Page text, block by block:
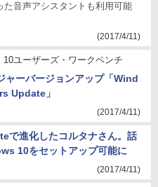
た音声アシスタントも利用可能
(2017/4/11)
10ユーザーズ・ワークベンチ
ャーバージョンアップ「Wind
Update」
(2017/4/11)
で進化したコルタナさん。話
10をセットアップ可能に
(2017/4/11)